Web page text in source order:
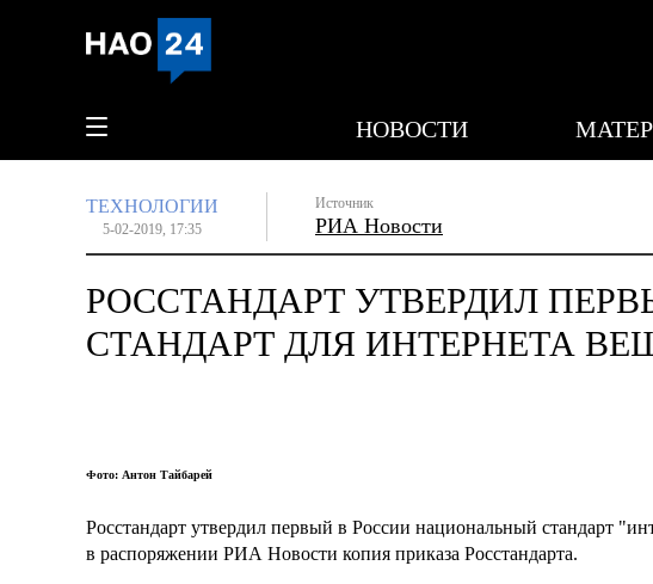
НОВОСТИ
ТЕХНОЛОГИИ
5-02-2019, 17:35
Источник
РИА Новости
РОССТАНДАРТ УТВЕРДИЛ
СТАНДАРТ ДЛЯ ИНТЕРНЕТА
Фото: Антон Тайбарей
Росстандарт утвердил первый в России национальный стандарт
в распоряжении РИА Новости копия приказа Росстандарта.